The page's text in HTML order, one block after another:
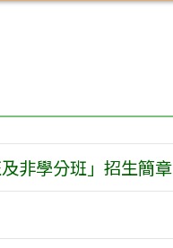
非學分班」招生簡章